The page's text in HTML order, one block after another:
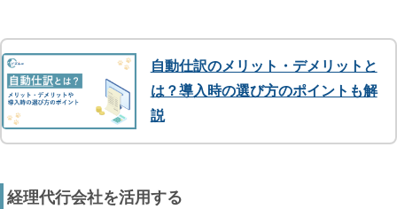
自動仕訳のメリット・デメリットと
は？導入時の選び方のポイントも解
説
経理代行会社を活用する